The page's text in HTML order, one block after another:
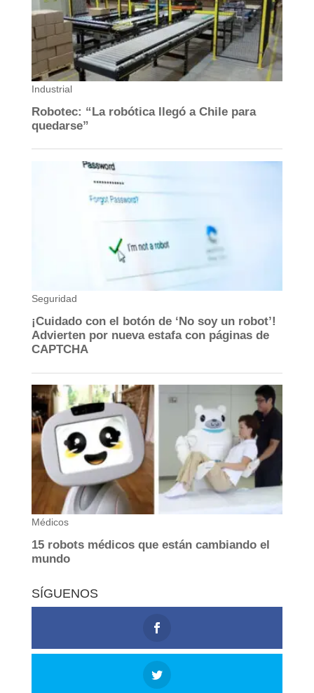
SÍGUENOS